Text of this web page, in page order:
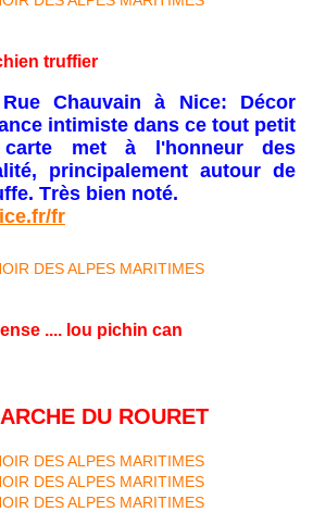
truffier
Chauvain à Nice: Décor
intimiste dans ce tout petit
carte met à l'honneur des
principalement autour de
Très bien noté.
fr
.... lou pichin can
DU ROURET